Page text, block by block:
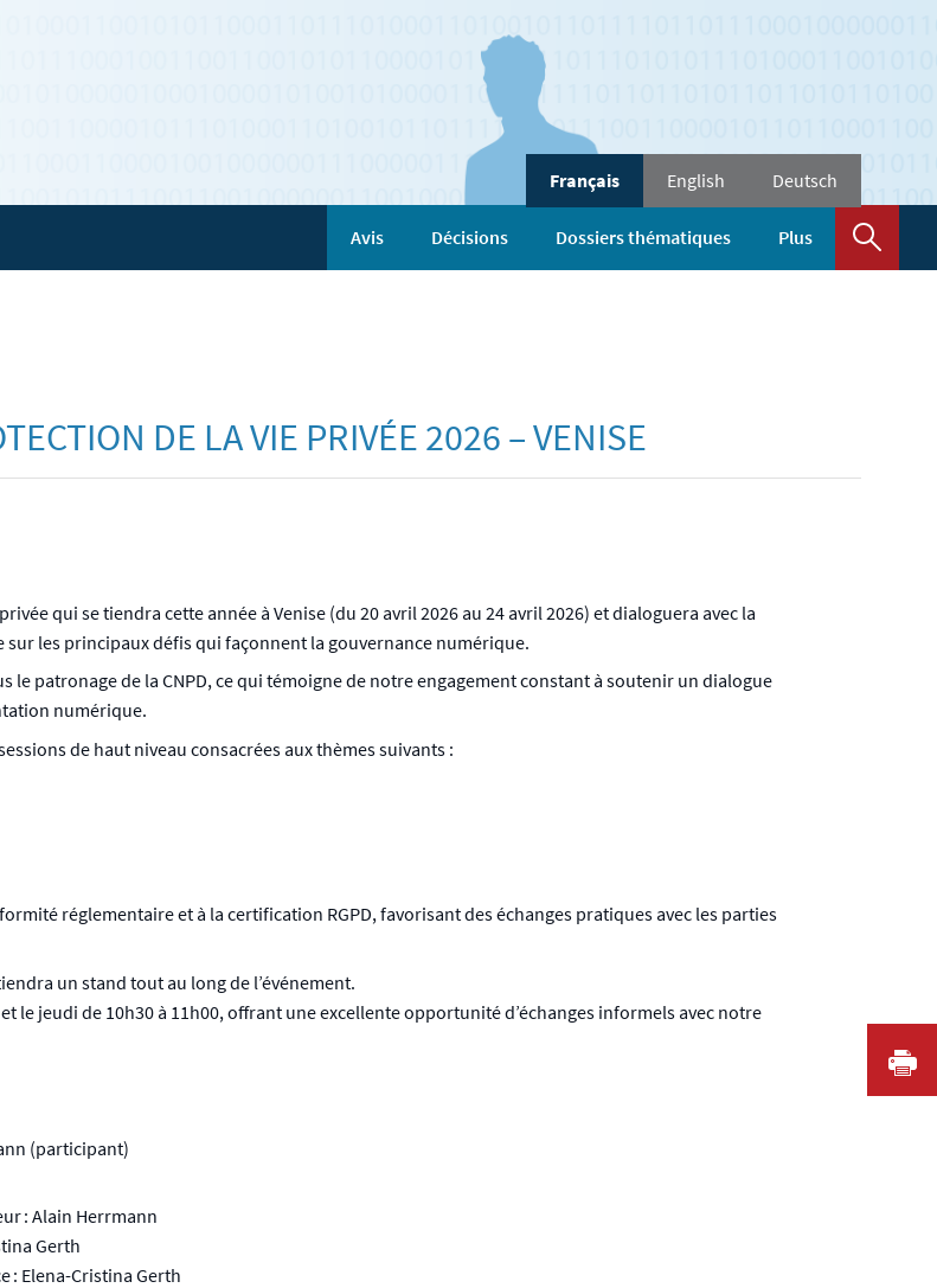
langue
Français English Deutsch
Avis Décisions Dossiers thématiques Plus
DE LA VIE PRIVÉE 2026 – VENISE
qui se tiendra cette année à Venise (du 20 avril 2026 au 24 avril 2026) et dialoguera avec la
les principaux défis qui façonnent la gouvernance numérique.
patronage de la CNPD, ce qui témoigne de notre engagement constant à soutenir un dialogue
numérique.
de haut niveau consacrées aux thèmes suivants :
réglementaire et à la certification RGPD, favorisant des échanges pratiques avec les parties
un stand tout au long de l’événement.
le jeudi de 10h30 à 11h00, offrant une excellente opportunité d’échanges informels avec notre
(participant)
: Alain Herrmann
Gerth
: Elena-Cristina Gerth